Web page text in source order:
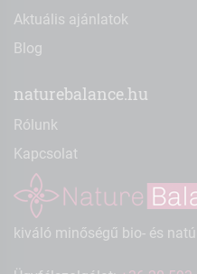
Aktuális ajánlatok
Blog
naturebalance.hu
Rólunk
Kapcsolat
kiváló minőségű bio- és